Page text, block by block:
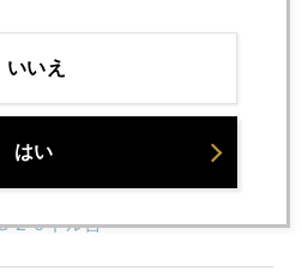
２０ドル台
いいえ
はい